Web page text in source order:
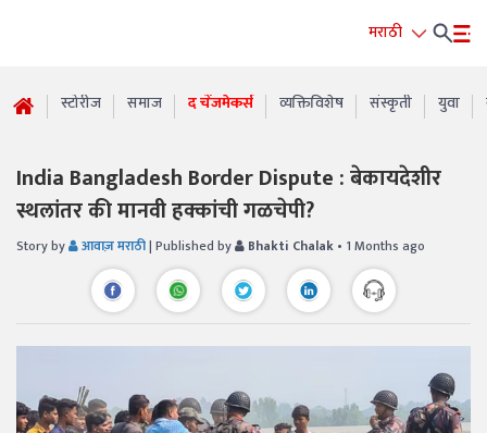
मराठी
स्टोरीज समाज द चेंजमेकर्स व्यक्तिविशेष संस्कृती युवा
India Bangladesh Border Dispute : बेकायदेशीर
स्थलांतर की मानवी हक्कांची गळचेपी?
Story by आवाज़ मराठी| Published by Bhakti Chalak • 1 Months ago